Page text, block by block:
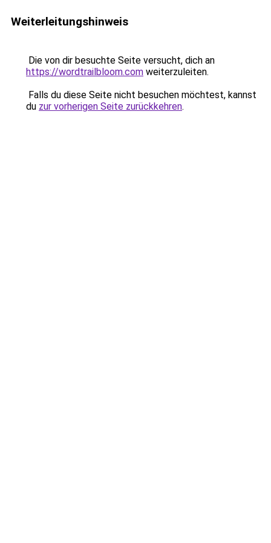
Weiterleitungshinweis
Die von dir besuchte Seite versucht, dich an
https://wordtrailbloom.com weiterzuleiten.
Falls du diese Seite nicht besuchen möchtest, kannst
du zur vorherigen Seite zurückkehren.